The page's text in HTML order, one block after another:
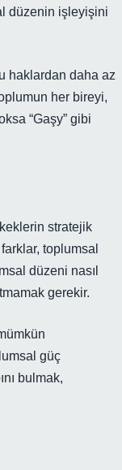
düzenin işleyişini
haklardan daha az
her bireyi,
“Gaşy” gibi
stratejik
toplumsal
düzeni nasıl
gerekir.
güç
bulmak,